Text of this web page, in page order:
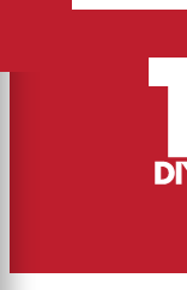
contenuto